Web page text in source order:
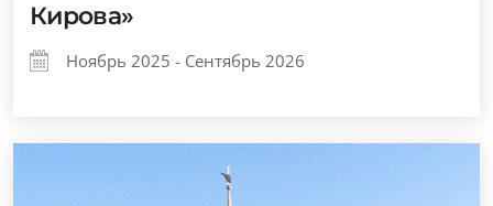
Кирова»
Ноябрь 2025 - Сентябрь 2026